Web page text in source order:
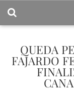
QUEDA
FAJARDO